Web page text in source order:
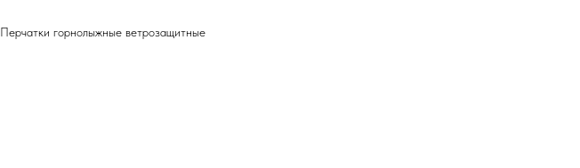
Перчатки горнолыжные ветрозащитные